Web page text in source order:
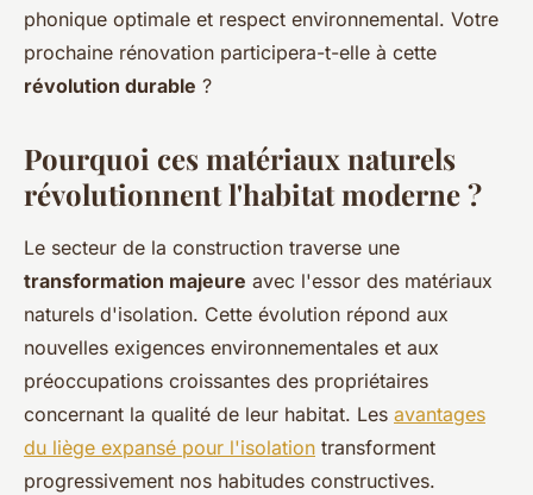
phonique optimale et respect environnemental. Votre
prochaine rénovation participera-t-elle à cette
révolution durable ?
Pourquoi ces matériaux naturels
révolutionnent l'habitat moderne ?
Le secteur de la construction traverse une
transformation majeure avec l'essor des matériaux
naturels d'isolation. Cette évolution répond aux
nouvelles exigences environnementales et aux
préoccupations croissantes des propriétaires
concernant la qualité de leur habitat. Les avantages
du liège expansé pour l'isolation transforment
progressivement nos habitudes constructives.